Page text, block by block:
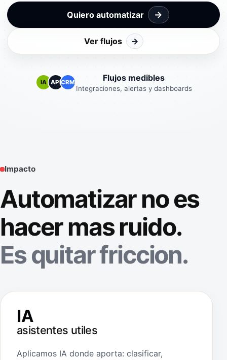
Quiero automatizar →
Ver flujos →
IA APICRM Flujos medibles
Integraciones, alertas y dashboards
Impacto
Automatizar no es
hacer mas ruido.
Es quitar friccion.
IA
asistentes utiles
Aplicamos IA donde aporta: clasificar,